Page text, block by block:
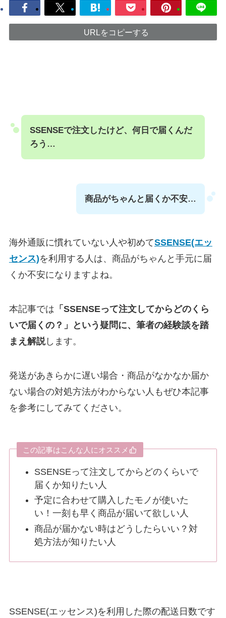
URLをコピーする
SSENSEで注文したけど、何日で届くんだ
ろう…
商品がちゃんと届くか不安…
海外通販に慣れていない人や初めてSSENSE(エッ
センス)を利用する人は、商品がちゃんと手元に届
くか不安になりますよね。
本記事では 「SSENSEって注文してからどのくら
いで届くの？」という疑問に、筆者の経験談を踏
まえ解説します。
発送があきらかに遅い場合・商品がなかなか届か
ない場合の対処方法がわからない人もぜひ本記事
を参考にしてみてください。
この記事はこんな人にオススメ
SSENSEって注文してからどのくらいで
届くか知りたい人
予定に合わせて購入したモノが使いた
い！一刻も早く商品が届いて欲しい人
商品が届かない時はどうしたらいい？対
処方法が知りたい人
SSENSE(エッセンス)を利用した際の配送日数です